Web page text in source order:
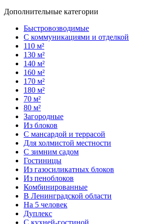
Дополнительные категории
Быстровозводимые
С коммуникациями и отделкой
110 м²
130 м²
140 м²
160 м²
170 м²
180 м²
70 м²
80 м²
Загородные
Из блоков
С мансардой и террасой
Для холмистой местности
С зимним садом
Гостиницы
Из газосиликатных блоков
Из пеноблоков
Комбинированные
В Ленинградской области
На 5 человек
Дуплекс
С кухней-гостиной